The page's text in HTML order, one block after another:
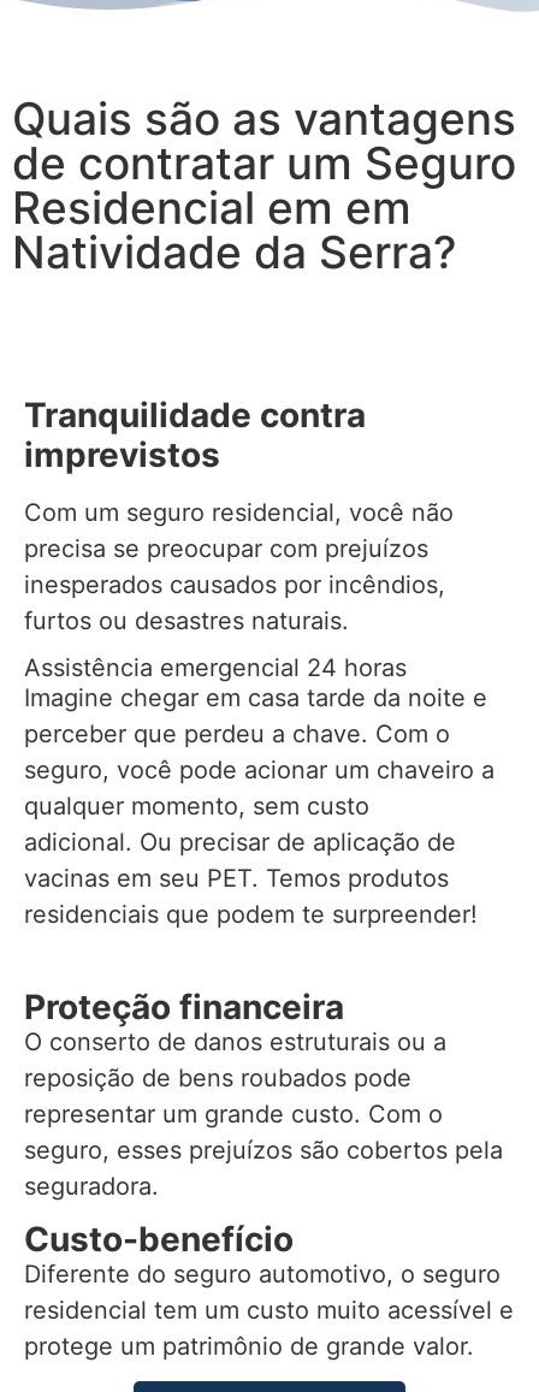
Quais são as vantagens
de contratar um Seguro
Residencial em em
Natividade da Serra?
Tranquilidade contra
imprevistos
Com um seguro residencial, você não
precisa se preocupar com prejuízos
inesperados causados por incêndios,
furtos ou desastres naturais.
Assistência emergencial 24 horas
Imagine chegar em casa tarde da noite e
perceber que perdeu a chave. Com o
seguro, você pode acionar um chaveiro a
qualquer momento, sem custo
adicional. Ou precisar de aplicação de
vacinas em seu PET. Temos produtos
residenciais que podem te surpreender!
Proteção financeira
O conserto de danos estruturais ou a
reposição de bens roubados pode
representar um grande custo. Com o
seguro, esses prejuízos são cobertos pela
seguradora.
Custo-benefício
Diferente do seguro automotivo, o seguro
residencial tem um custo muito acessível e
protege um patrimônio de grande valor.